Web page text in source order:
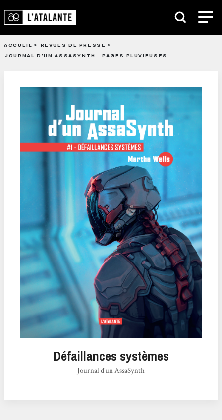
ACCUEIL
REVUES DE PRESSE
JOURNAL D’UN ASSASYNTH - PAGES PLUVIEUSES
Défaillances systèmes
Journal d’un AssaSynth